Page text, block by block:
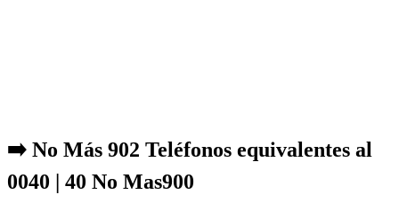
➡️ No Más 902 Teléfonos equivalentes al
0040 | 40 No Mas900